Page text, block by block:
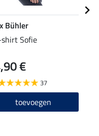
Bühler
Sofie
€
37
toevoegen